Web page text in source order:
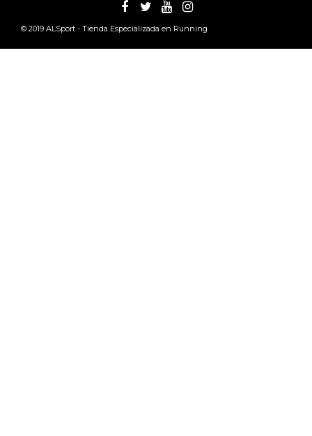
© 2019 ALSport - Tienda Especializada en Running